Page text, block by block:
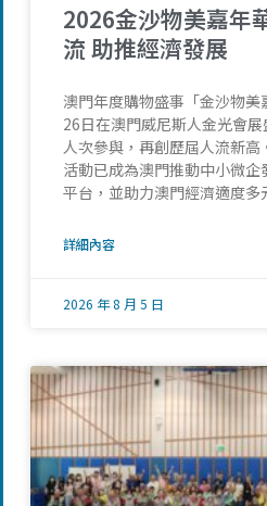
2026金沙物美嘉年
流 助推經濟發展
澳門年度購物盛事「金沙物
26日在澳門威尼斯人金光會
人次參與，再創歷屆人流新高
活動已成為澳門推動中小微
平台，並助力澳門經濟適度多
詳細內容
2026 年 8 月 5 日